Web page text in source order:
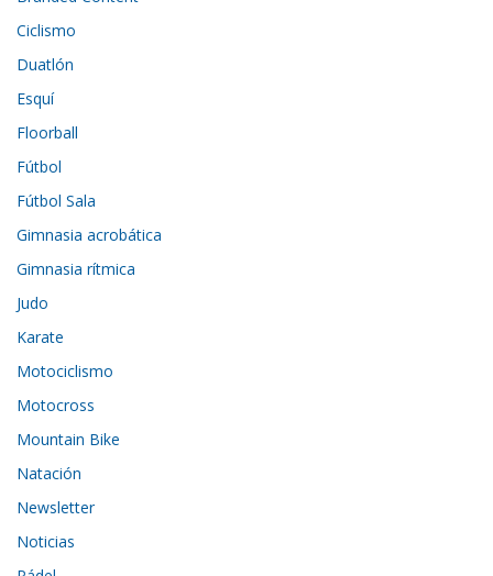
Ciclismo
Duatlón
Esquí
Floorball
Fútbol
Fútbol Sala
Gimnasia acrobática
Gimnasia rítmica
Judo
Karate
Motociclismo
Motocross
Mountain Bike
Natación
Newsletter
Noticias